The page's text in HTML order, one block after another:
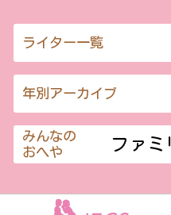
ライター一覧
年別アーカイブ
みんなの
おへや